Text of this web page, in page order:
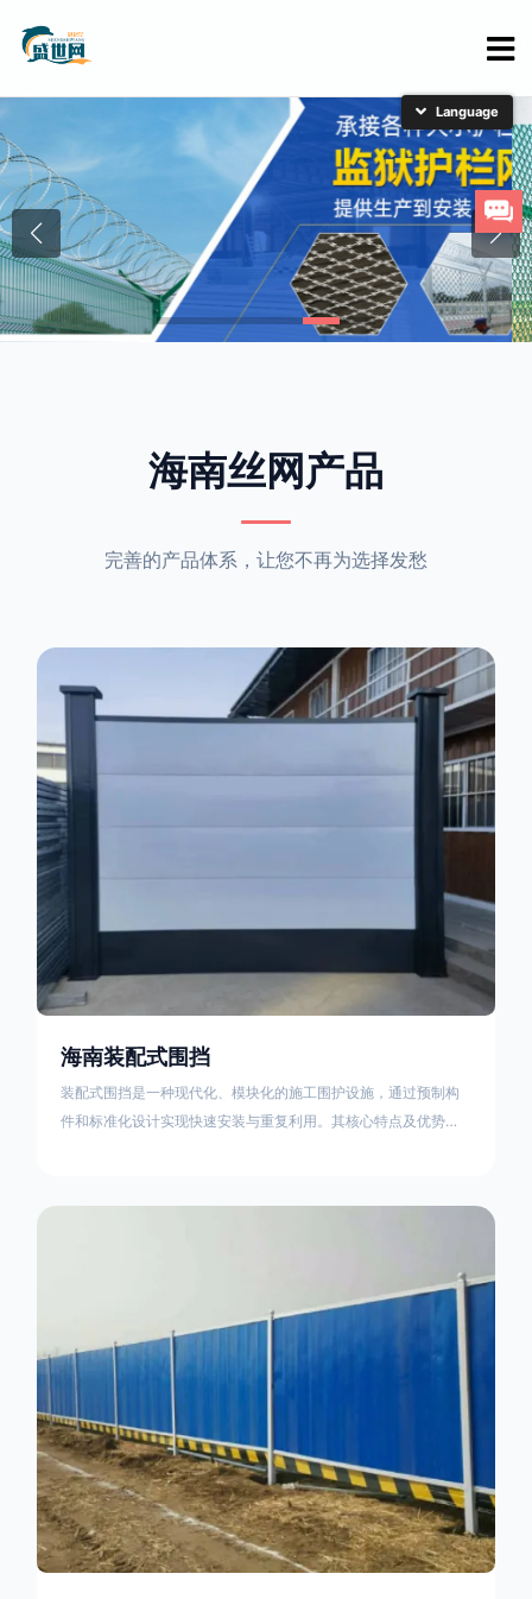
海南丝网产品
完善的产品体系，让您不再为选择发愁
海南装配式围挡
装配式围挡是一种现代化、模块化的施工围护设施，通过预制构
件和标准化设计实现快速安装与重复利用。其核心特点及优势如
撑、横撑加强筋等部件增强整体稳定性立柱规格：通常为
简体中文
English
日本語
한국어